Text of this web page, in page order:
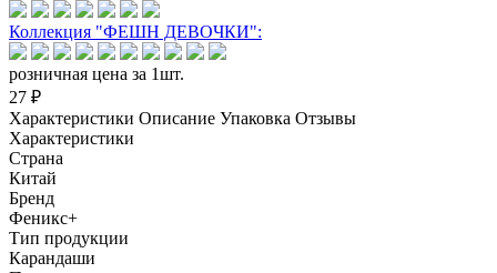
Коллекция "ФЕШН ДЕВОЧКИ":
розничная цена за 1шт.
27 ₽
Характеристики Описание Упаковка Отзывы
Характеристики
Страна
Китай
Бренд
Феникс+
Тип продукции
Карандаши